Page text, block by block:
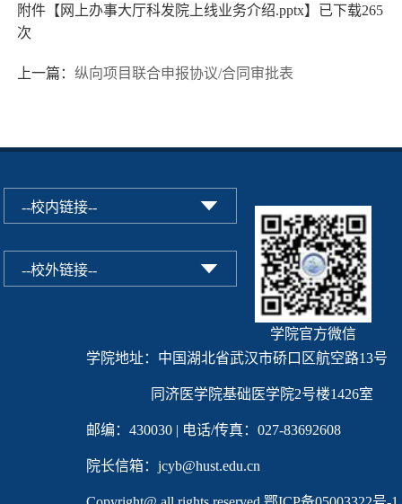
附件【 网上办事大厅科发院上线业务介绍.pptx】已下载265
次
上一篇：纵向项目联合申报协议/合同审批表
学院官方微信
学院地址：中国湖北省武汉市硚口区航空路13号
同济医学院基础医学院2号楼1426室
邮编：430030 | 电话/传真：027-83692608
院长信箱：jcyb@hust.edu.cn